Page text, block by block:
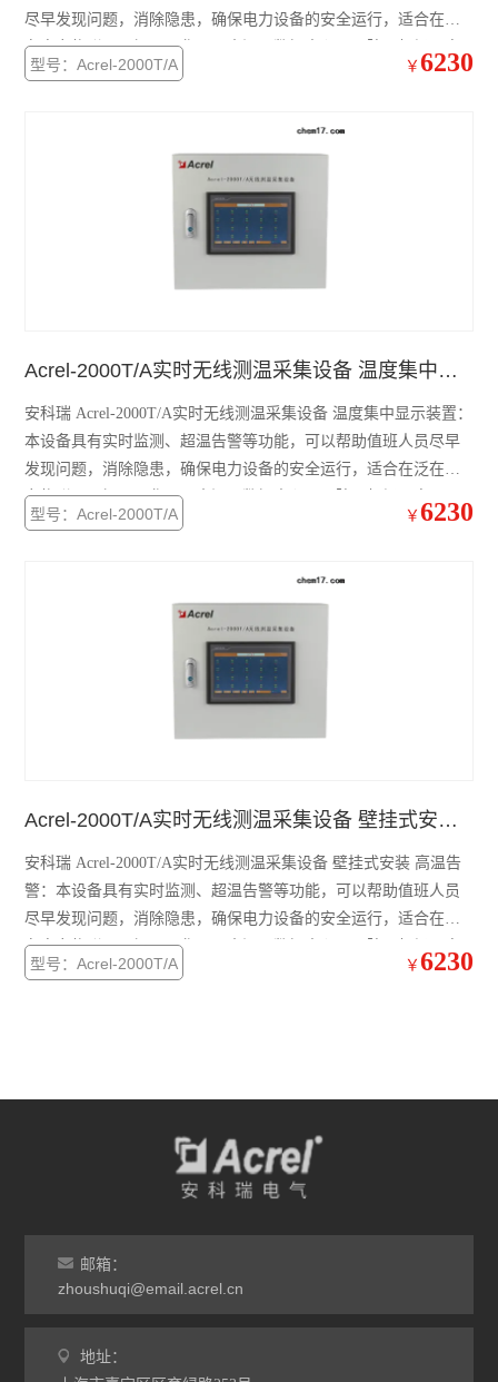
实时在线测温监控系统 配电房温度监控设备
多功能三相可编程电力测控仪表
无线测温集中采集触摸屏嵌入式安装
无源无线测温传感器ct感应取电
嵌入式安装液晶显示多功能电能表
实时无线测温采集设备
ARTM-8智能温度巡检仪
AMC系列电测仪表
PZ96B直流表
母线测温监控模块
ATE 无线测温传感器
无线测温传感器
数据采集仪
电气防火限流式保护器
ARTM系列电气接点在线测温装置
智能照明控制系统
自复式过压保护器
尽早发现问题，消除隐患，确保电力设备的安全运行，适合在泛
在电力物联网、钢厂、化工、水泥、数据中心、医院、机场、电
厂、煤矿等厂矿企业、变配电所，为电力设备的安全、经济、可
型号：Acrel-2000T/A ￥ 6230
Acrel-2000T/A实时无线测温采集设备 温度集中显示装置
安科瑞 Acrel-2000T/A实时无线测温采集设备 温度集中显示装置：
本设备具有实时监测、超温告警等功能，可以帮助值班人员尽早
发现问题，消除隐患，确保电力设备的安全运行，适合在泛在电
力物联网、钢厂、化工、水泥、数据中心、医院、机场、电厂、
煤矿等厂矿企业、变配电所，为电力设备的安全、经济、可靠运
型号：Acrel-2000T/A ￥ 6230
Acrel-2000T/A实时无线测温采集设备 壁挂式安装 高温告警
安科瑞 Acrel-2000T/A实时无线测温采集设备 壁挂式安装 高温告
警：本设备具有实时监测、超温告警等功能，可以帮助值班人员
尽早发现问题，消除隐患，确保电力设备的安全运行，适合在泛
在电力物联网、钢厂、化工、水泥、数据中心、医院、机场、电
厂、煤矿等厂矿企业、变配电所，为电力设备的安全、经济、可
型号：Acrel-2000T/A ￥ 6230
邮箱：
zhoushuqi@email.acrel.cn
地址：